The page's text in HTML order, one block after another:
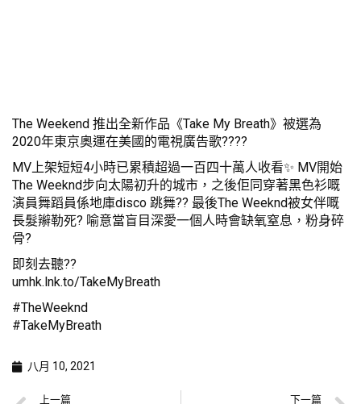
The Weekend 推出全新作品《Take My Breath》被選為
2020年東京奧運在美國的電視廣告歌????
MV上架短短4小時已累積超過一百四十萬人收看✨ MV開始
The Weeknd步向太陽初升的城市，之後佢同穿著黑色衫嘅
演員舞蹈員係地庫disco 跳舞?? 最後The Weeknd被女伴嘅
長髮辮勒死? 喻意當盲目深愛一個人時會缺氧窒息，粉身碎
骨?
即刻去聽??
umhk.lnk.to/TakeMyBreath
#TheWeeknd
#TakeMyBreath
八月 10, 2021
上一篇 下一篇